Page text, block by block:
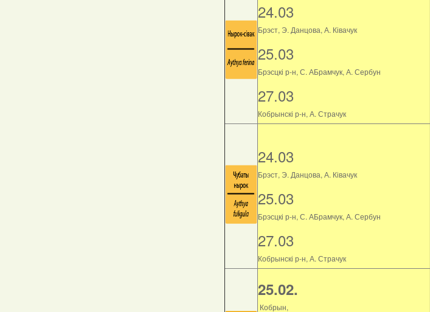
24.03
Брэст, Э. Данцова, А. Ківачук
25.03
Брэсцкі р-н, С. АБрамчук, А. Сербун
27.03
Кобрынскі р-н, А. Страчук
24.03
Брэст, Э. Данцова, А. Ківачук
25.03
Брэсцкі р-н, С. АБрамчук, А. Сербун
27.03
Кобрынскі р-н, А. Страчук
25.02.
Кобрын,